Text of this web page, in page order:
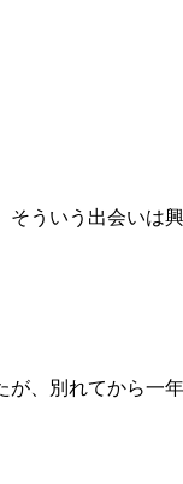
ういう出会いは
、別れてから一